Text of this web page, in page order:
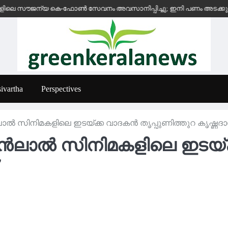
കെ-ഫോൺ സേവനം അവസാനിപ്പിച്ചു; ഇനി പണം അടക്കുന്ന
Perspectives
സിനിമകളിലെ ഇടയ്ക്ക വാദകൻ തൃപ്പുണിത്തുറ
സിനിമകളിലെ